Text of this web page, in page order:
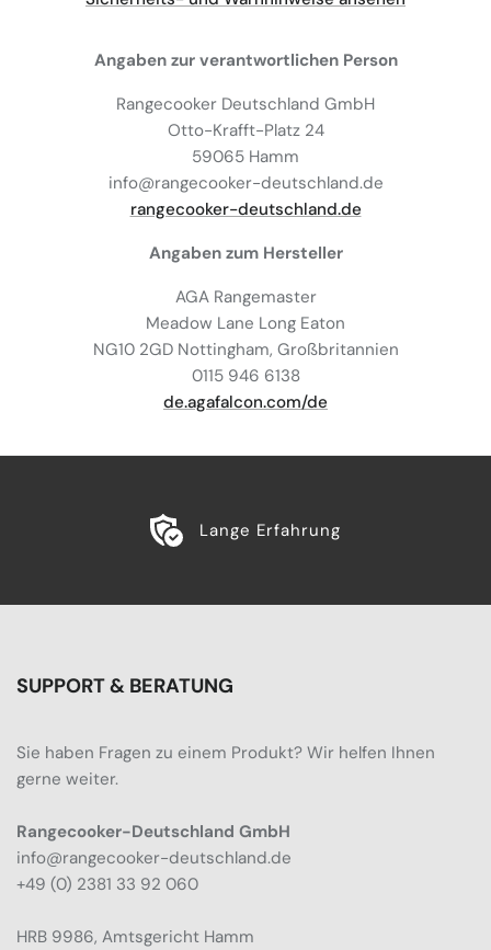
Angaben zur verantwortlichen Person
Rangecooker Deutschland GmbH
Otto-Krafft-Platz 24
59065 Hamm
info@rangecooker-deutschland.de
rangecooker-deutschland.de
Angaben zum Hersteller
AGA Rangemaster
Meadow Lane Long Eaton
NG10 2GD Nottingham, Großbritannien
0115 946 6138
de.agafalcon.com/de
Lange Erfahrung
SUPPORT & BERATUNG
Sie haben Fragen zu einem Produkt? Wir helfen Ihnen
gerne weiter.
Rangecooker-Deutschland GmbH
info@rangecooker-deutschland.de
+49 (0) 2381 33 92 060
HRB 9986, Amtsgericht Hamm